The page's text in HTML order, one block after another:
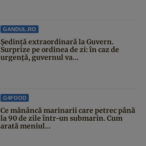
GANDUL.RO
Şedinţă extraordinară la Guvern.
Surprize pe ordinea de zi: în caz de
urgență, guvernul va...
G4FOOD
Ce mănâncă marinarii care petrec până
la 90 de zile într-un submarin. Cum
arată meniul...